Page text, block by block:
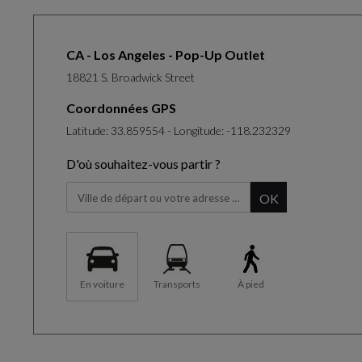
CA - Los Angeles - Pop-Up Outlet
18821 S. Broadwick Street
Coordonnées GPS
Latitude: 33.859554 - Longitude: -118.232329
D'où souhaitez-vous partir ?
OK
En voiture Transports À pied